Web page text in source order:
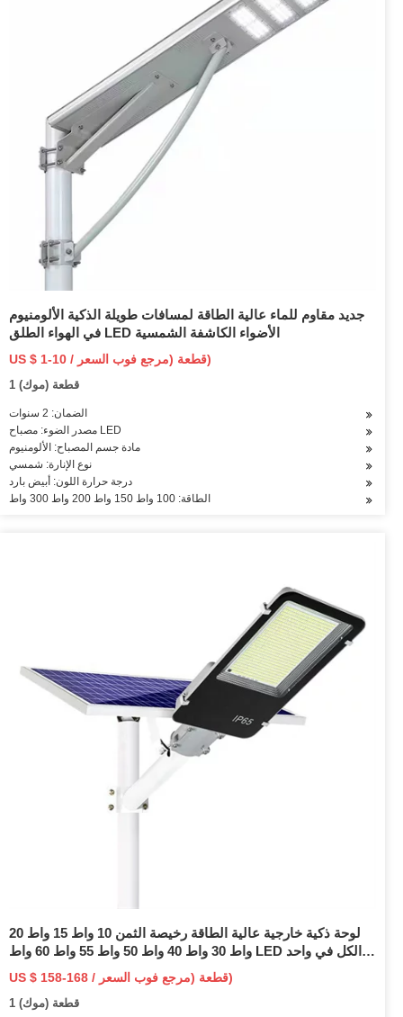
جديد مقاوم للماء عالية الطاقة لمسافات طويلة الذكية الألومنيوم
في الهواء الطلق LED الأضواء الكاشفة الشمسية
US $ 1-10 / قطعة (مرجع فوب السعر)
1 قطعة (موك)
الضمان: 2 سنوات
مصدر الضوء: مصباح LED
مادة جسم المصباح: الألومنيوم
نوع الإنارة: شمسي
درجة حرارة اللون: أبيض بارد
الطاقة: 100 واط 150 واط 200 واط 300 واط
لوحة ذكية خارجية عالية الطاقة رخيصة الثمن 10 واط 15 واط 20
واط 30 واط 40 واط 50 واط 55 واط 60 واط LED الكل في واحد
ضوء الشارع الشمسي
US $ 158-168 / قطعة (مرجع فوب السعر)
1 قطعة (موك)